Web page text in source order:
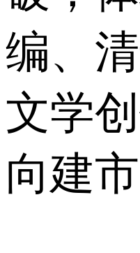
编、
文学
向建